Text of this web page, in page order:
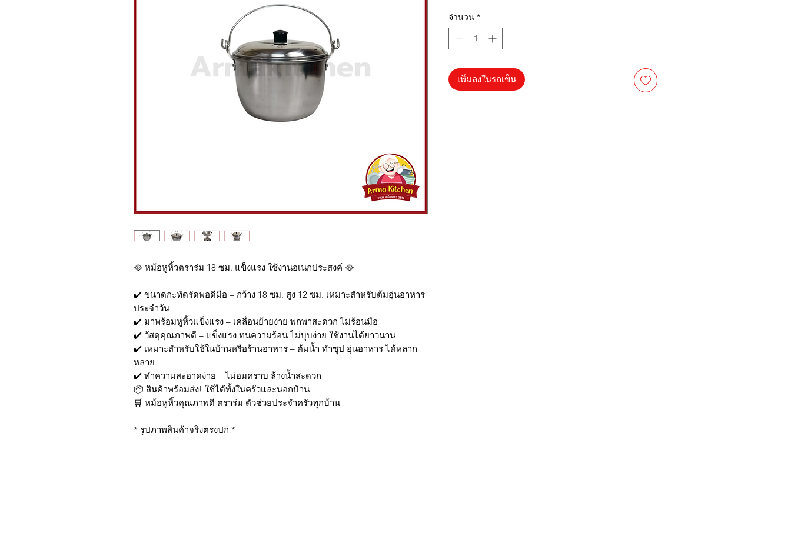
🥘 หม้อหูหิ้วตราร่ม 18 ซม. แข็งแรง ใช้งานอเนกประสงค์ 🥘
✔️ ขนาดกะทัดรัดพอดีมือ – กว้าง 18 ซม. สูง 12 ซม. เหมาะสำหรับต้มอุ่นอาหาร
ประจำวัน
✔️ มาพร้อมหูหิ้วแข็งแรง – เคลื่อนย้ายง่าย พกพาสะดวก ไม่ร้อนมือ
✔️ วัสดุคุณภาพดี – แข็งแรง ทนความร้อน ไม่บุบง่าย ใช้งานได้ยาวนาน
✔️ เหมาะสำหรับใช้ในบ้านหรือร้านอาหาร – ต้มน้ำ ทำซุป อุ่นอาหาร ได้หลาก
หลาย
✔️ ทำความสะอาดง่าย – ไม่อมคราบ ล้างน้ำสะดวก
📦 สินค้าพร้อมส่ง! ใช้ได้ทั้งในครัวและนอกบ้าน
🛒 หม้อหูหิ้วคุณภาพดี ตราร่ม ตัวช่วยประจำครัวทุกบ้าน
* รูปภาพสินค้าจริงตรงปก *
จำนวน *
เพิ่มลงในรถเข็น